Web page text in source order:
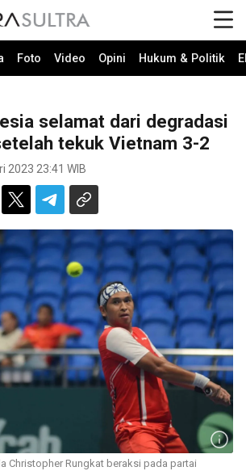
Foto Video Opini Hukum & Politik
selamat dari degradasi
tekuk Vietnam 3-2
2023 23:41 WIB
Christopher Rungkat beraksi pada partai